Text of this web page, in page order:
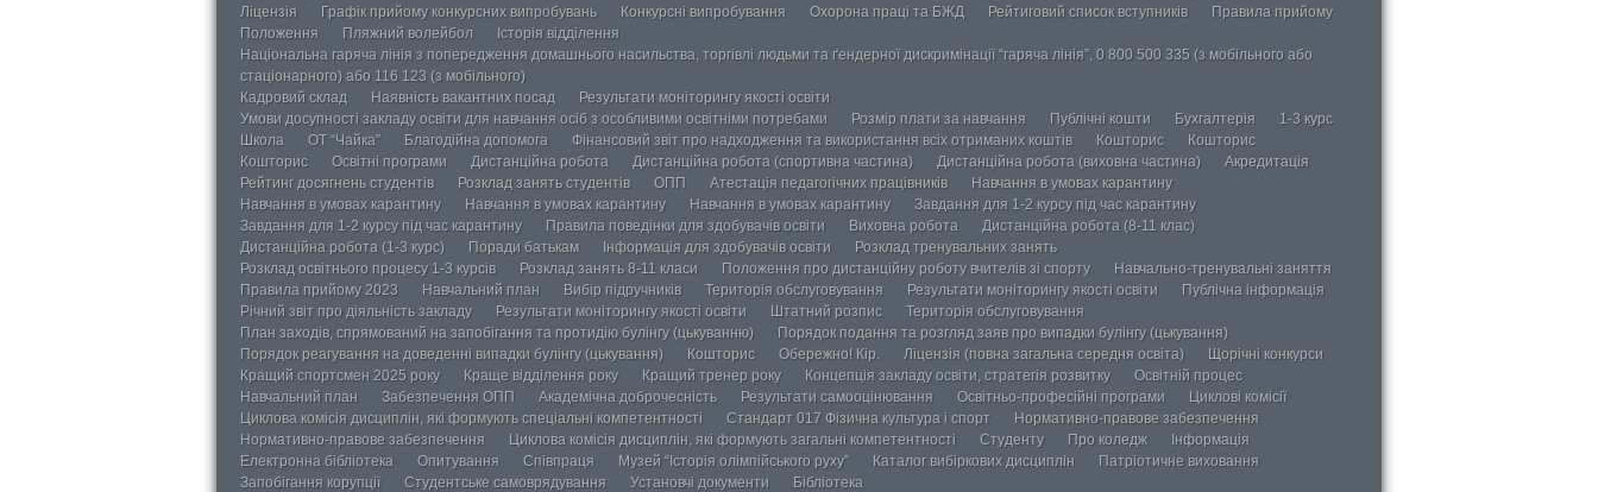
Ліцензія
Графік прийому конкурсних випробувань Конкурсні випробування Охорона праці та БЖД Рейтиговий список вступників
Правила прийому
Положення
Пляжний волейбол
Історія відділення
Національна гаряча лінія з попередження домашнього насильства, торгівлі людьми та ґендерної дискримінації “гаряча лінія”, 0 800 500 335 (з мобільного або
стаціонарного) або 116 123 (з мобільного)
Кадровий склад
Наявність вакантних посад
Результати моніторингу якості освіти
Умови досупності закладу освіти для навчання осіб з особливими освітніми потребами
Розмір плати за навчання Публічні кошти Бухгалтерія
1-3 курс
Школа
ОТ “Чайка” Благодійна допомога Фінансовий звіт про надходження та використання всіх отриманих коштів Кошторис
Кошторис
Кошторис
Освітні програми Дистанційна робота Дистанційна робота (спортивна частина) Дистанційна робота (виховна частина)
Акредитація
Рейтинг досягнень студентів
Розклад занять студентів ОПП Атестація педагогічних працівників
Навчання в умовах карантину
Навчання в умовах карантину
Навчання в умовах карантину Навчання в умовах карантину
Завдання для 1-2 курсу під час карантину
Завдання для 1-2 курсу під час карантину
Правила поведінки для здобувачів освіти Виховна робота
Дистанційна робота (8-11 клас)
Дистанційна робота (1-3 курс)
Поради батькам Інформація для здобувачів освіти
Розклад тренувальних занять
Розклад освітнього процесу 1-3 курсів
Розклад занять 8-11 класи Положення про дистанційну роботу вчителів зі спорту
Навчально-тренувальні заняття
Правила прийому 2023
Навчальний план Вибір підручників Територія обслуговування Результати моніторингу якості освіти
Публічна інформація
Річний звіт про діяльність закладу
Результати моніторингу якості освіти Штатний розпис
Територія обслуговування
План заходів, спрямований на запобігання та протидію булінгу (цькуванню)
Порядок подання та розгляд заяв про випадки булінгу (цькування)
Порядок реагування на доведенні випадки булінгу (цькування)
Кошторис Обережно! Кір. Ліцензія (повна загальна середня освіта)
Щорічні конкурси
Кращий спортсмен 2025 року
Краще відділення року Кращий тренер року Концепція закладу освіти, стратегія розвитку
Освітній процес
Навчальний план
Забезпечення ОПП Академічна доброчесність Результати самооцінювання Освітньо-професійні програми
Циклові комісії
Циклова комісія дисциплін, які формують спеціальні компетентності
Стандарт 017 Фізична культура і спорт
Нормативно-правове забезпечення
Нормативно-правове забезпечення
Циклова комісія дисциплін, які формують загальні компетентності Студенту Про коледж
Інформація
Електронна бібліотека
Опитування Співпраця Музей “Історія олімпійського руху” Каталог вибіркових дисциплін
Патріотичне виховання
Запобігання корупції
Студентське самоврядування Установчі документи Бібліотека